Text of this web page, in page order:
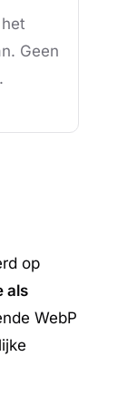
Geen
op
als
WebP